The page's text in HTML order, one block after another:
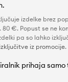
izdelke brez
€. Popust se ne
pa so lahko
izključitve iz promocije.
prihaja samo